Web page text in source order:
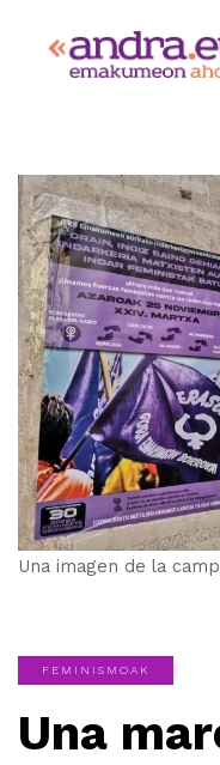
Una imagen de la
FEMINISMOAK
Una